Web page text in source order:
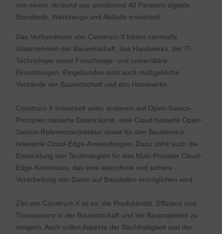
von einem Verbund aus annähernd 40 Partnern digitale
Standards, Werkzeuge und Abläufe entwickelt.
Das Verbundteam von Construct-X bilden namhafte
Unternehmen der Bauwirtschaft, des Handwerks, der IT-
Technologie sowie Forschungs- und universitäre
Einrichtungen. Eingebunden sind auch maßgebliche
Verbände der Bauwirtschaft und des Handwerks.
Construct-X entwickelt unter anderem auf Open-Source-
Prinzipien basierte Datenräume, eine Cloud-basierte Open-
Source-Referenzarchitektur sowie für den Baubereich
relevante Cloud-Edge-Anwendungen. Dazu zählt auch die
Entwicklung von Technologien für das Multi-Provider Cloud-
Edge-Kontinuum, das eine latenzfreie und sichere
Verarbeitung von Daten auf Baustellen ermöglichen wird.
Ziel von Construct-X ist es, die Produktivität, Effizienz und
Transparenz in der Bauwirtschaft und bei Bauprojekten zu
steigern. Auch sollen Aspekte der Nachhaltigkeit und der